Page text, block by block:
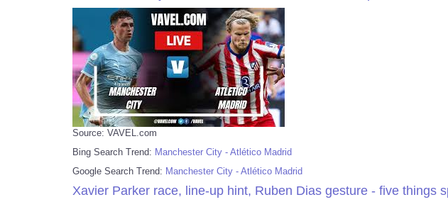
Source: VAVEL.com
Bing Search Trend: Manchester City - Atlético Madrid
Google Search Trend: Manchester City - Atlético Madrid
Xavier Parker race, line-up hint, Ruben Dias gesture - five things